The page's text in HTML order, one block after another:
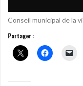
Conseil municipal de la
Partager :